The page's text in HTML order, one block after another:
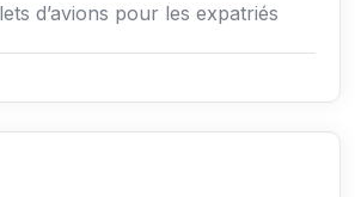
d’avions pour les expatriés